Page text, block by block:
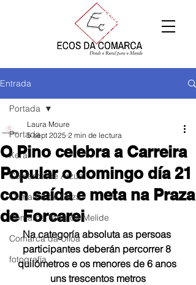
Entrada
Portada
Xeral
Comarca de Arzúa
Comarca de Deza
Comarca Terra de Melide
Comarca da Ulloa
fotografía
Portada
O Pino celebra a Carreira
Popular o domingo día 21
con saída e meta na Praza
de Forcarei
Laura Moure
5 sept 2025 2 min de lectura
Na categoría absoluta as persoas
participantes deberán percorrer 8
quilómetros e os menores de 6 anos
uns trescentos metros